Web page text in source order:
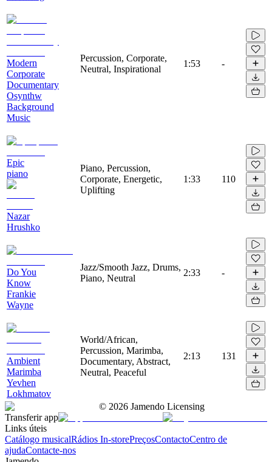
Modern
Corporate
Documentary
Osynthw
Background
Music
Percussion, Corporate,
Neutral, Inspirational
1:53 -
Epic
piano
Nazar
Hrushko
Piano, Percussion,
Corporate, Energetic,
Uplifting
1:33 110
Do You
Know
Frankie
Wayne
Jazz/Smooth Jazz, Drums,
Piano, Neutral
2:33 -
Ambient
Marimba
Yevhen
Lokhmatov
World/African,
Percussion, Marimba,
Documentary, Abstract,
Neutral, Peaceful
2:13 131
© 2026 Jamendo Licensing
Transferir app
Links úteis
Catálogo musicalRádios In-storePreçosContactoCentro de
ajudaContacte-nos